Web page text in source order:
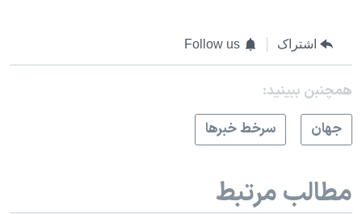
اشتراک Follow us
همچنبن ببینید:
جهان
سرخط خبرها
مطالب مرتبط